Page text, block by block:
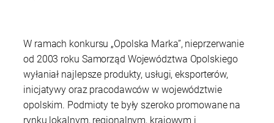
W ramach konkursu „Opolska Marka”, nieprzerwanie
od 2003 roku Samorząd Województwa Opolskiego
wyłaniał najlepsze produkty, usługi, eksporterów,
inicjatywy oraz pracodawców w województwie
opolskim. Podmioty te były szeroko promowane na
rynku lokalnym, regionalnym, krajowym i